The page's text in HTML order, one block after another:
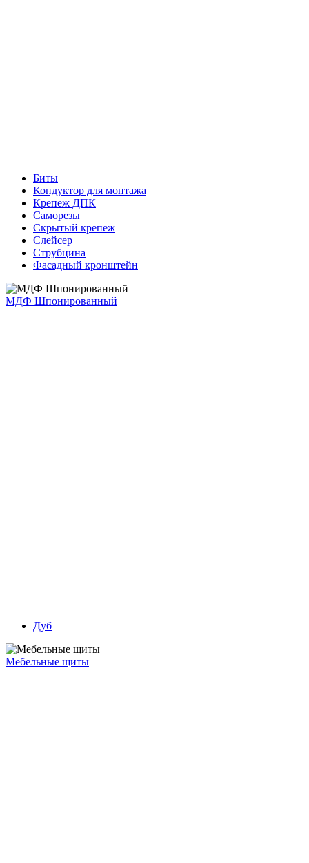
Биты
Кондуктор для монтажа
Крепеж ДПК
Саморезы
Скрытый крепеж
Слейсер
Струбцина
Фасадный кронштейн
МДФ Шпонированный
Дуб
Мебельные щиты